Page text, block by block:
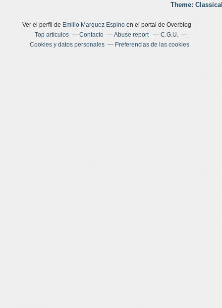
Theme:
Ver el perfil de Emilio Marquez Espinoen el portal de Overblog
Top artículos
Contacto Abuse report
C.G.U.
Cookies y datos personales
Preferencias de las cookies